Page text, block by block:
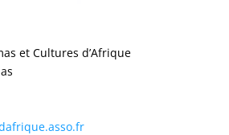
et Cultures d’Afrique